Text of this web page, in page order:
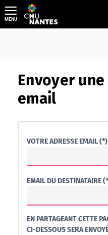
Aller
au
contenu
MENU
Envoyer
email
VOTRE ADRESSE EMAIL
EMAIL DU DESTINATAIRE
EN PARTAGEANT CETTE
CI-DESSOUS SERA